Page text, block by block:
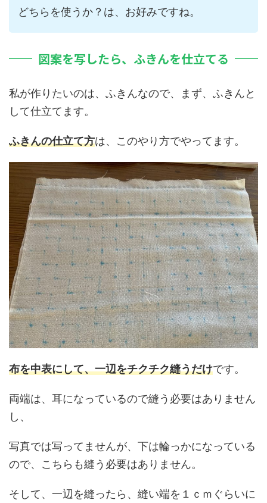
どちらを使うか？は、お好みですね。
図案を写したら、ふきんを仕立てる
私が作りたいのは、ふきんなので、まず、ふきんと
して仕立てます。
ふきんの仕立て方は、このやり方でやってます。
布を中表にして、一辺をチクチク縫うだけです。
両端は、耳になっているので縫う必要はありません
し、
写真では写ってませんが、下は輪っかになっている
ので、こちらも縫う必要はありません。
そして、一辺を縫ったら、縫い端を１ｃｍぐらいに